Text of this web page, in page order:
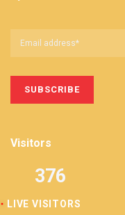
Visitors
LIVE VISITORS
376